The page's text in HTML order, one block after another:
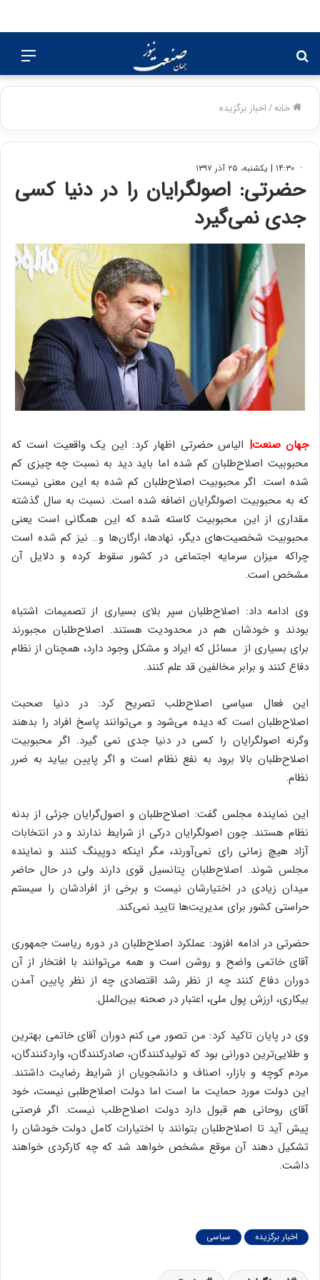
برای
خانه/اخبار برگزیده
۱۴:۳۰ | یکشنبه، ۲۵ آذر ۱۳۹۷
حضرتی: اصولگرایان را در دنیا کسی
جدی نمی‌گیرد
جهان صنعت| الیاس حضرتی اظهار کرد: این یک واقعیت است که
محبوبیت اصلاح‌طلبان کم شده اما باید دید به نسبت چه چیزی کم
شده است. اگر محبوبیت اصلاح‌طلبان کم شده به این معنی نیست
که به محبوبیت اصولگرایان اضافه شده است. نسبت به سال گذشته
مقداری از این محبوبیت کاسته شده که این همگانی است یعنی
محبوبیت شخصیت‌های دیگر، نهادها، ارگان‌ها و… نیز کم شده است
چراکه میزان سرمایه اجتماعی در کشور سقوط کرده و دلایل آن
مشخص است.
وی ادامه داد: اصلاح‌طلبان سپر بلای بسیاری از تصمیمات اشتباه
بودند و خودشان هم در محدودیت هستند. اصلاح‌طلبان مجبورند
برای بسیاری از مسائل که ایراد و مشکل وجود دارد، همچنان از نظام
دفاع کنند و برابر مخالفین قد علم کنند.
این فعال سیاسی اصلاح‌طلب تصریح کرد: در دنیا صحبت
اصلاح‌طلبان است که دیده می‌شود و می‌توانند پاسخ افراد را بدهند
وگرنه اصولگرایان را کسی در دنیا جدی نمی گیرد. اگر محبوبیت
اصلاح‌طلبان بالا برود به نفع نظام است و اگر پایین بیاید به ضرر
نظام.
این نماینده مجلس گفت: اصلاح‌طلبان و اصول‌گرایان جزئی از بدنه
نظام هستند. چون اصولگرایان درکی از شرایط ندارند و در انتخابات
آزاد هیچ زمانی رای نمی‌آورند، مگر اینکه دوپینگ کنند و نماینده
مجلس شوند. اصلاح‌طلبان پتانسیل قوی دارند ولی در حال حاضر
میدان زیادی در اختیارشان نیست و برخی از افرادشان را سیستم
حراستی کشور برای مدیریت‌ها تایید نمی‌کند.
حضرتی در ادامه افزود: عملکرد اصلاح‌طلبان در دوره ریاست جمهوری
آقای خاتمی واضح و روشن است و همه می‌توانند با افتخار از آن
دوران دفاع کنند چه از نظر رشد اقتصادی چه از نظر پایین آمدن
بیکاری، ارزش پول ملی، اعتبار در صحنه بین‌الملل.
وی در پایان تاکید کرد: من تصور می کنم دوران آقای خاتمی بهترین
و طلایی‌ترین دورانی بود که تولیدکنندگان، صادرکنندگان، واردکنندگان،
مردم کوچه و بازار، اصناف و دانشجویان از شرایط رضایت داشتند.
این دولت مورد حمایت ما است اما دولت اصلاح‌طلبی نیست، خود
آقای روحانی هم قبول دارد دولت اصلاح‌طلب نیست. اگر فرصتی
پیش آید تا اصلاح‌طلبان بتوانند با اختیارات کامل دولت خودشان را
تشکیل دهند آن موقع مشخص خواهد شد که چه کارکردی خواهند
داشت.
اخبار برگزیده سیاسی